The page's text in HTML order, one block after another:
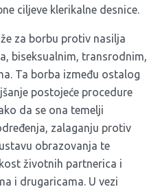
ciljeve klerikalne desnice.
za borbu protiv nasilja
biseksualnim, transrodnim,
Ta borba između ostalog
postojeće procedure
da se ona temelji
zalaganju protiv
obrazovanja te
životnih partnerica i
i drugaricama. U vezi